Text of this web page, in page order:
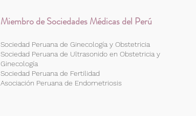
Miembro de Sociedades Médicas del Perú
Sociedad Peruana de Ginecología y Obstetricia
Sociedad Peruana de Ultrasonido en Obstetricia y
Ginecología
Sociedad Peruana de Fertilidad
Asociación Peruana de Endometriosis